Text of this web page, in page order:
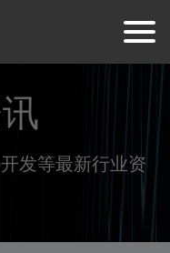
发等最新行业资